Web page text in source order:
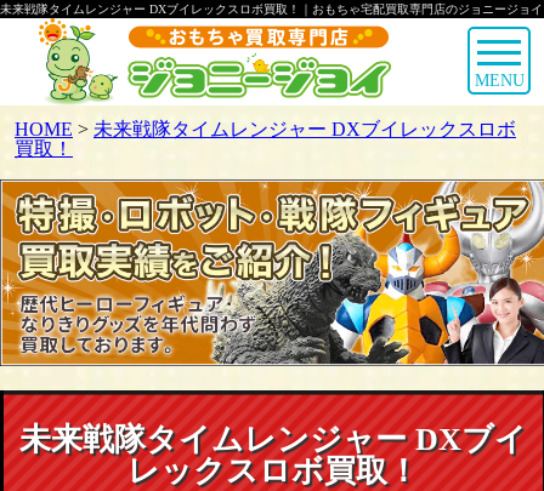
未来戦隊タイムレンジャー DXブイレックスロボ買取！｜おもちゃ宅配買取専門店のジョニージョイ
MENU
HOME > 未来戦隊タイムレンジャー DXブイレックスロボ
買取！
未来戦隊タイムレンジャー DXブイ
レックスロボ買取！